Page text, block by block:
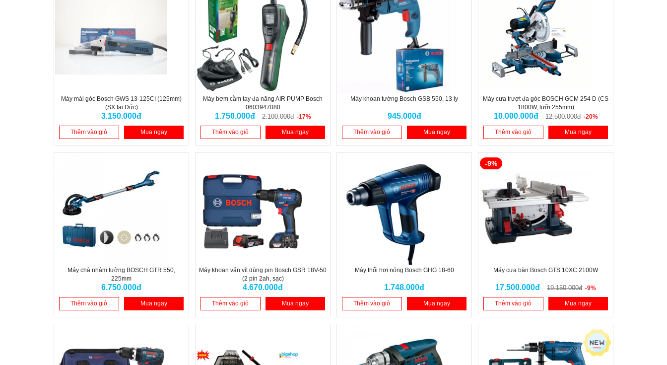
Máy mài góc Bosch GWS 13-125CI (125mm)
(SX tại Đức)
3.150.000đ
Thêm vào giỏ Mua ngay
Máy bơm cầm tay đa năng AIR PUMP Bosch
0603947080
1.750.000đ 2.100.000đ -17%
Thêm vào giỏ Mua ngay
Máy khoan tường Bosch GSB 550, 13 ly
945.000đ
Thêm vào giỏ Mua ngay
Máy cưa trượt đa góc BOSCH GCM 254 D (CS
1800W, lưỡi 255mm)
10.000.000đ 12.500.000đ -20%
Thêm vào giỏ Mua ngay
Máy chà nhám tường BOSCH GTR 550,
225mm
6.750.000đ
Thêm vào giỏ Mua ngay
Máy khoan vặn vít dùng pin Bosch GSR 18V-50
(2 pin 2ah, sạc)
4.670.000đ
Thêm vào giỏ Mua ngay
Máy thổi hơi nóng Bosch GHG 18-60
1.748.000đ
Thêm vào giỏ Mua ngay
Máy cưa bàn Bosch GTS 10XC 2100W
17.500.000đ 19.150.000đ -9%
-9%
Thêm vào giỏ Mua ngay